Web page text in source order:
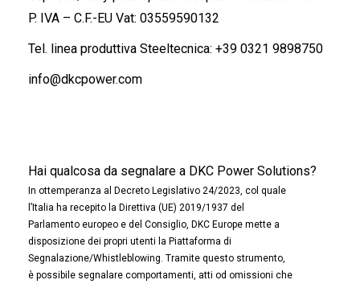
P. IVA – C.F.-EU Vat: 03559590132
Tel. linea produttiva Steeltecnica: +39 0321 9898750
info@dkcpower.com
Hai qualcosa da segnalare a DKC Power Solutions?
In ottemperanza al Decreto Legislativo 24/2023, col quale
l’Italia ha recepito la Direttiva (UE) 2019/1937 del
Parlamento europeo e del Consiglio, DKC Europe mette a
disposizione dei propri utenti la Piattaforma di
Segnalazione/Whistleblowing. Tramite questo strumento,
è possibile segnalare comportamenti, atti od omissioni che